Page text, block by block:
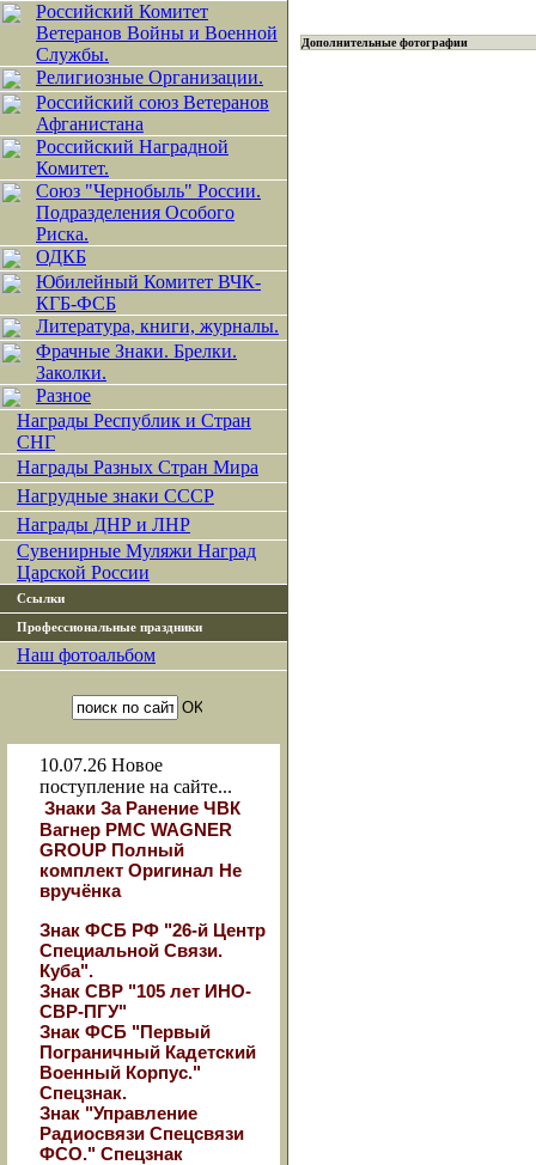
Российский Комитет
Ветеранов Войны и Военной
Службы.
Религиозные Организации.
Российский союз Ветеранов
Афганистана
Российский Наградной
Комитет.
Союз "Чернобыль" России.
Подразделения Особого
Риска.
ОДКБ
Юбилейный Комитет ВЧК-
КГБ-ФСБ
Литература, книги, журналы.
Фрачные Знаки. Брелки.
Заколки.
Разное
Награды Республик и Стран
СНГ
Награды Разных Стран Мира
Нагрудные знаки СССР
Награды ДНР и ЛНР
Сувенирные Муляжи Наград
Царской России
Ссылки
Профессиональные праздники
Наш фотоальбом
10.07.26 Новое
поступление на сайте...
Знаки За Ранение ЧВК
Вагнер РМС WAGNER
GROUP Полный
комплект Оригинал Не
вручёнка
Знак ФСБ РФ "26-й Центр
Специальной Связи.
Куба".
Знак СВР "105 лет ИНО-
СВР-ПГУ"
Знак ФСБ "Первый
Пограничный Кадетский
Военный Корпус."
Спецзнак.
Знак "Управление
Радиосвязи Спецсвязи
ФСО." Спецзнак
Дополнительные фотографии